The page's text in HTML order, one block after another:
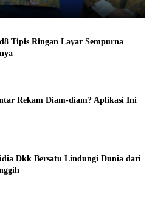
Tipis Ringan Layar Sempurna
Rekam Diam-diam? Aplikasi Ini
Dkk Bersatu Lindungi Dunia dari